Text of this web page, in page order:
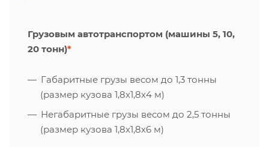
Грузовым автотранспортом (машины 5, 10,
20 тонн)*
Габаритные грузы весом до 1,3 тонны
(размер кузова 1,8х1,8х4 м)
Негабаритные грузы весом до 2,5 тонны
(размер кузова 1,8х1,8х6 м)